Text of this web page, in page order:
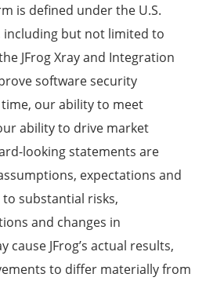
is defined under the U.S.
including but not limited to
JFrog Xray and Integration
software security
our ability to meet
ability to drive market
looking statements are
expectations and
substantial risks,
and changes in
JFrog’s actual results,
to differ materially from